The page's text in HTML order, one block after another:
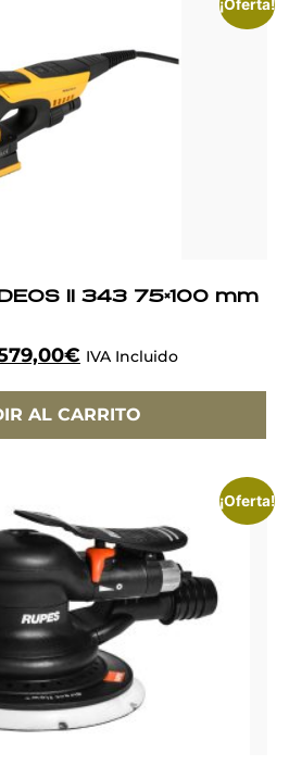
¡Oferta!
II 343 75×100 mm
€ IVA Incluido
AL CARRITO
¡Oferta!